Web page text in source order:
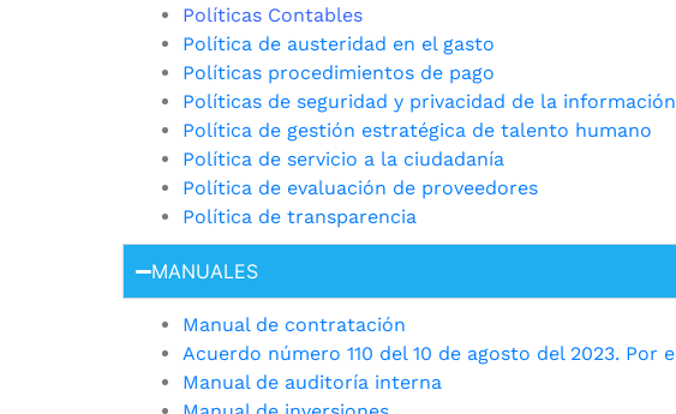
Políticas Contables
Política de austeridad en el gasto
Políticas procedimientos de pago
Políticas de seguridad y privacidad de la información
Política de gestión estratégica de talento humano
Política de servicio a la ciudadanía
Política de evaluación de proveedores
Política de transparencia
MANUALES
Manual de contratación
Acuerdo número 110 del 10 de agosto del 2023.
Manual de auditoría interna